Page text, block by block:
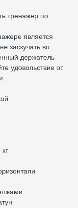
тренажер по
является
заскучать во
держатель
удовольствие от